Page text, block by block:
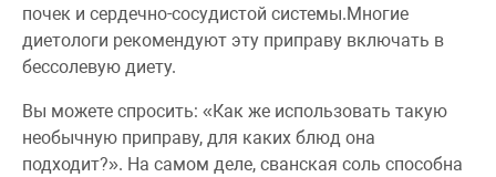
почек и сердечно-сосудистой системы.Многие
диетологи рекомендуют эту приправу включать в
бессолевую диету.
Вы можете спросить: «Как же использовать такую
необычную приправу, для каких блюд она
подходит?». На самом деле, сванская соль способна